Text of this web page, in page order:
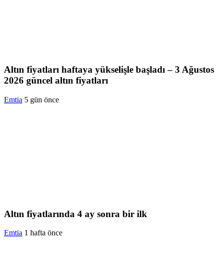
Altın fiyatları haftaya yükselişle başladı – 3 Ağustos
2026 güncel altın fiyatları
Emtia 5 gün önce
Altın fiyatlarında 4 ay sonra bir ilk
Emtia 1 hafta önce